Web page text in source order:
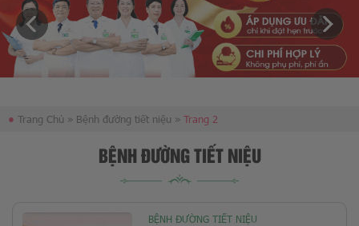
● Trang Chủ » Bệnh đường tiết niệu » Trang 2
BỆNH ĐƯỜNG TIẾT NIỆU
BỆNH ĐƯỜNG TIẾT NIỆU